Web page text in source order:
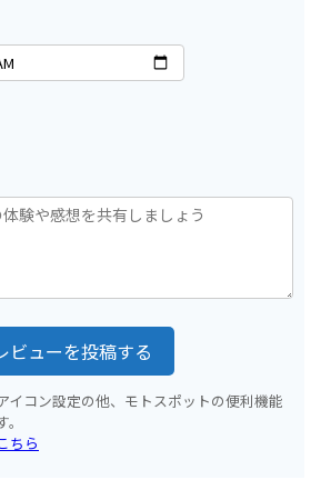
ビューを投稿する
イコン設定の他、モトスポットの便利機能
ちら